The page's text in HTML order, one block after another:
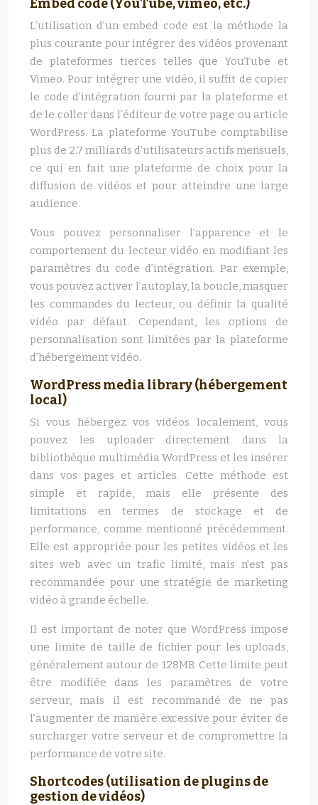
Embed code (YouTube, vimeo, etc.)
L’utilisation d’un embed code est la méthode la
plus courante pour intégrer des vidéos provenant
de plateformes tierces telles que YouTube et
Vimeo. Pour intégrer une vidéo, il suffit de copier
le code d’intégration fourni par la plateforme et
de le coller dans l’éditeur de votre page ou article
WordPress. La plateforme YouTube comptabilise
plus de 2.7 milliards d’utilisateurs actifs mensuels,
ce qui en fait une plateforme de choix pour la
diffusion de vidéos et pour atteindre une large
audience.
Vous pouvez personnaliser l’apparence et le
comportement du lecteur vidéo en modifiant les
paramètres du code d’intégration. Par exemple,
vous pouvez activer l’autoplay, la boucle, masquer
les commandes du lecteur, ou définir la qualité
vidéo par défaut. Cependant, les options de
personnalisation sont limitées par la plateforme
d’hébergement vidéo.
WordPress media library (hébergement
local)
Si vous hébergez vos vidéos localement, vous
pouvez les uploader directement dans la
bibliothèque multimédia WordPress et les insérer
dans vos pages et articles. Cette méthode est
simple et rapide, mais elle présente des
limitations en termes de stockage et de
performance, comme mentionné précédemment.
Elle est appropriée pour les petites vidéos et les
sites web avec un trafic limité, mais n’est pas
recommandée pour une stratégie de marketing
vidéo à grande échelle.
Il est important de noter que WordPress impose
une limite de taille de fichier pour les uploads,
généralement autour de 128MB. Cette limite peut
être modifiée dans les paramètres de votre
serveur, mais il est recommandé de ne pas
l’augmenter de manière excessive pour éviter de
surcharger votre serveur et de compromettre la
performance de votre site.
Shortcodes (utilisation de plugins de
gestion de vidéos)